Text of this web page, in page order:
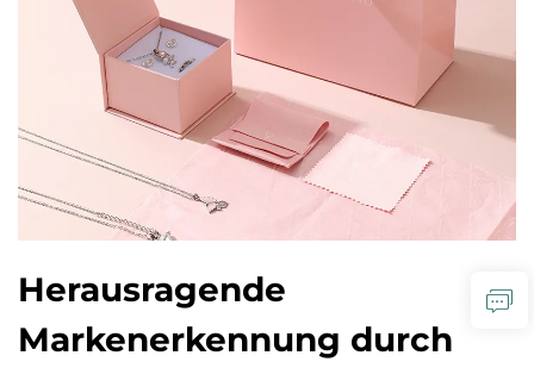
Herausragende
Markenerkennung durch